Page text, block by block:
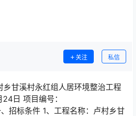
关注 私信
乡甘溪村永红组人居环境整治工程
日 项目编号：
招标条件 1、工程名称：卢村乡甘